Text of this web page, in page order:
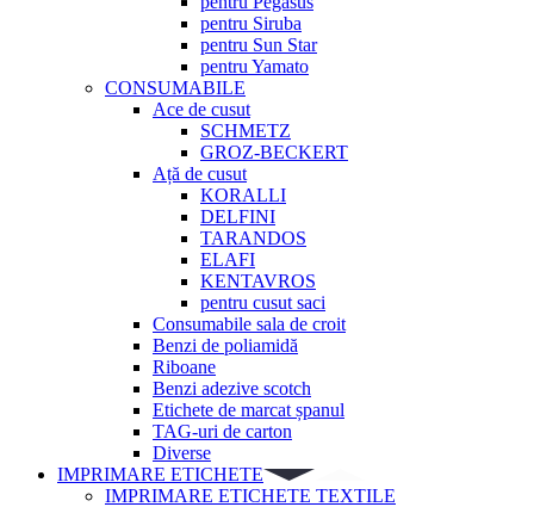
pentru Siruba
pentru Sun Star
pentru Yamato
CONSUMABILE
Ace de cusut
SCHMETZ
GROZ-BECKERT
Ață de cusut
KORALLI
DELFINI
TARANDOS
ELAFI
KENTAVROS
pentru cusut saci
Consumabile sala de croit
Benzi de poliamidă
Riboane
Benzi adezive scotch
Etichete de marcat șpanul
TAG-uri de carton
Diverse
IMPRIMARE ETICHETE
IMPRIMARE ETICHETE TEXTILE